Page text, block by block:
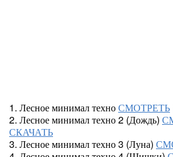
1. Лесное минимал техноСМОТРЕТЬ
2. Лесное минимал техно 2 (Дождь)
СКАЧАТЬ
3. Лесное минимал техно 3 (Луна)